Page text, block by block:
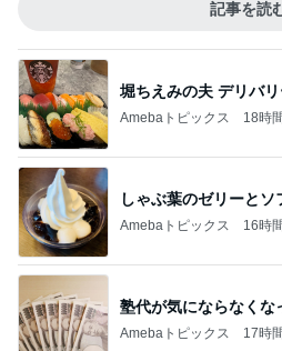
Amebaトピックス 18時間
しゃぶ葉のゼリーとソ
Amebaトピックス 16時
塾代が気にならなくな
Amebaトピックス 17時